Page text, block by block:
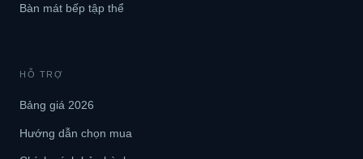
Bàn mát bếp tập thể
HỖ TRỢ
Bảng giá 2026
Hướng dẫn chọn mua